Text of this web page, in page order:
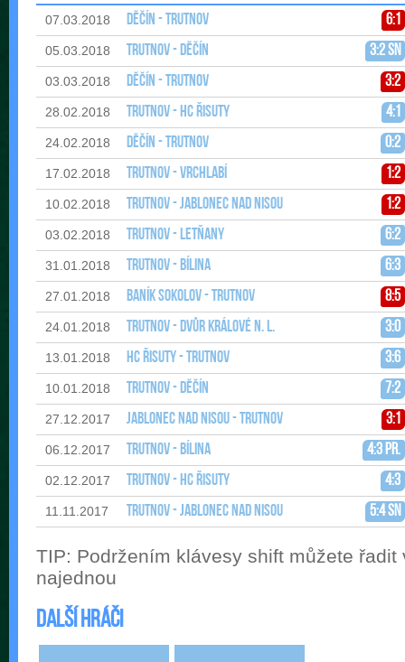
07.03.2018 Děčín - Trutnov 6:1
05.03.2018 Trutnov - Děčín 3:2 sn
03.03.2018 Děčín - Trutnov 3:2
28.02.2018 Trutnov - HC Řisuty 4:1
24.02.2018 Děčín - Trutnov 0:2
17.02.2018 Trutnov - Vrchlabí 1:2
10.02.2018 Trutnov - Jablonec nad Nisou 1:2
03.02.2018 Trutnov - Letňany 6:2
31.01.2018 Trutnov - Bílina 6:3
27.01.2018 Baník Sokolov - Trutnov 8:5
24.01.2018 Trutnov - Dvůr Králové n. L. 3:0
13.01.2018 HC Řisuty - Trutnov 3:6
10.01.2018 Trutnov - Děčín 7:2
27.12.2017 Jablonec nad Nisou - Trutnov 3:1
06.12.2017 Trutnov - Bílina 4:3 pr.
02.12.2017 Trutnov - HC Řisuty 4:3
11.11.2017 Trutnov - Jablonec nad Nisou 5:4 sn
TIP: Podržením klávesy shift můžete řadit
najednou
Další hráči